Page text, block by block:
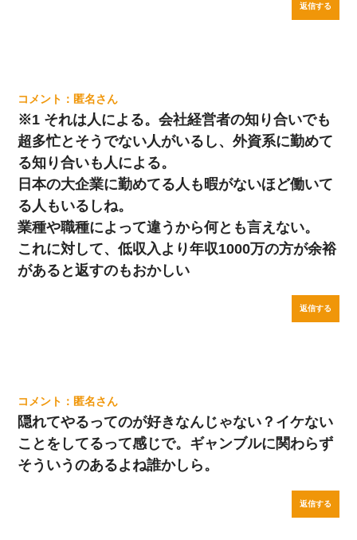
返信する
匿名
※1 それは人による。会社経営者の知り合いでも
超多忙とそうでない人がいるし、外資系に勤めて
る知り合いも人による。
日本の大企業に勤めてる人も暇がないほど働いて
る人もいるしね。
業種や職種によって違うから何とも言えない。
これに対して、低収入より年収1000万の方が余裕
があると返すのもおかしい
返信する
匿名
隠れてやるってのが好きなんじゃない？イケない
ことをしてるって感じで。ギャンブルに関わらず
そういうのあるよね誰かしら。
返信する